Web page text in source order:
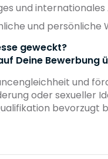
und
und persönliche
geweckt?
Deine Bewerbung
und
oder sexueller
bevorzugt